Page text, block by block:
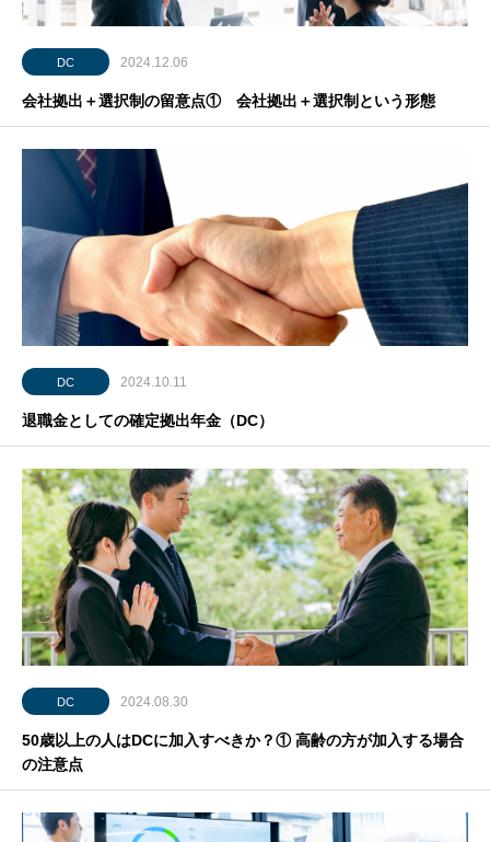
DC 2024.12.06
会社拠出＋選択制の留意点① 会社拠出＋選択制という形態
DC 2024.10.11
退職金としての確定拠出年金（DC）
DC 2024.08.30
50歳以上の人はDCに加入すべきか？① 高齢の方が加入する場合
の注意点